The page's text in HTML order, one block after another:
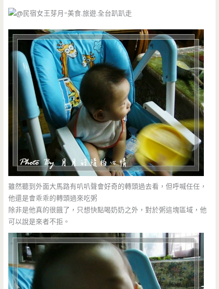
雖然聽到外面大馬路有叭叭聲會好奇的轉頭過去看，但呼喊任任，
他還是會乖乖的轉頭過來吃粥
除非是他真的很餓了，只想快點喝奶奶之外，對於粥這塊區域，他
可以說是來者不拒。